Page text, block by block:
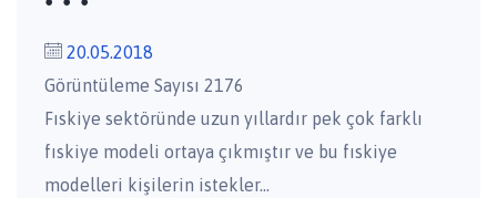
20.05.2018
Görüntüleme Sayısı 2176
Fıskiye sektöründe uzun yıllardır pek çok farklı
fıskiye modeli ortaya çıkmıştır ve bu fıskiye
modelleri kişilerin istekler...